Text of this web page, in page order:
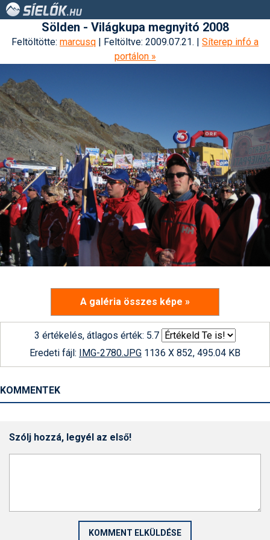
Sölden - Világkupa megnyitó 2008
Feltöltötte: marcusq | Feltöltve: 2009.07.21. | Síterep infó a
portálon »
A galéria összes képe »
3 értékelés, átlagos érték: 5.7
Eredeti fájl: IMG-2780.JPG 1136 X 852, 495.04 KB
KOMMENTEK
Szólj hozzá, legyél az első!